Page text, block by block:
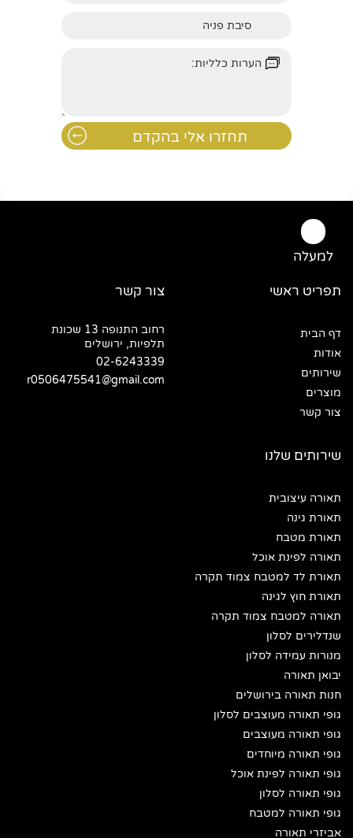
למעלה
תפריט ראשי
דף הבית
אודות
שירותים
מוצרים
צור קשר
שירותים שלנו
תאורה עיצובית
תאורת גינה
תאורת מטבח
תאורה לפינת אוכל
תאורת לד למטבח צמוד תקרה
תאורת חוץ לגינה
תאורה למטבח צמוד תקרה
שנדלירים לסלון
מנורות עמידה לסלון
יבואן תאורה
חנות תאורה בירושלים
גופי תאורה מעוצבים לסלון
גופי תאורה מעוצבים
גופי תאורה מיוחדים
גופי תאורה לפינת אוכל
גופי תאורה לסלון
גופי תאורה למטבח
אביזרי תאורה
צור קשר
רחוב התנופה 13 שכונת
תלפיות, ירושלים
02-6243339
r0506475541@gmail.com